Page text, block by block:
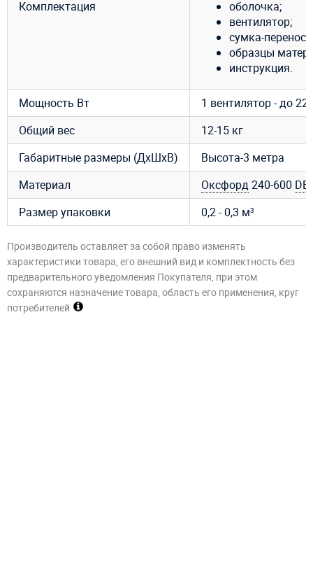
Комплектация
оболочка;
вентилятор;
сумка-
образцы
инструкция.
Мощность Вт
1 вентилятор - до
Общий вес
12-15 кг
Габаритные размеры (ДхШхВ)
Высота-3 метра
Материал
Оксфорд240-600
Размер упаковки
0,2 - 0,3 м³
Производитель оставляет за собой право изменять
характеристики товара, его внешний вид и комплектность без
предварительного уведомления Покупателя, при этом
сохраняются назначение товара, область его применения, круг
потребителей